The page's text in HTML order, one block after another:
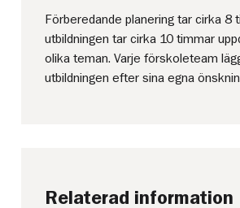
Förberedande planering tar cirka 8
utbildningen tar cirka 10 timmar
olika teman. Varje förskoleteam
utbildningen efter sina egna
Relaterad information